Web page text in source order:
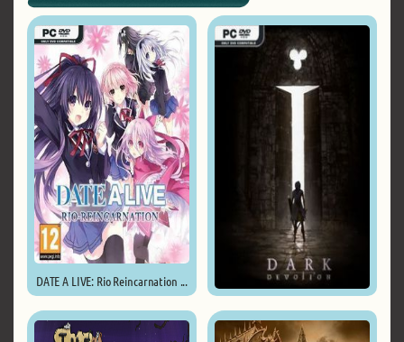
DATE A LIVE: Rio Reincarnation ...